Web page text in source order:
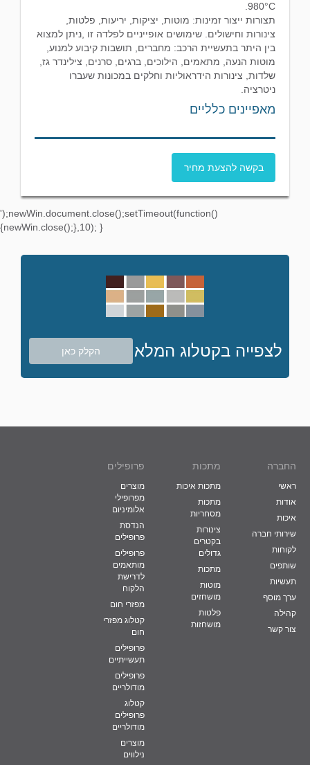
980°C.
תצורות ייצור זמינות: מוטות, יציקות, יריעות, פלטות,
צינורות וחישולים. שימושים אופייניים לפלדה זו ,ניתן למצוא
בין היתר בתעשיית הרכב: מחברים, תושבות קיבוע למנוע,
מוטות הנעה, מתאמים, הילוכים, ברגים, סרנים, צילינדר גז,
שלדות, צינורות הידראוליות וחלקים במכונות שעברו
ניטרציה.
מאפיינים כלליים
בקשה להצעת מחיר
');newWin.document.close();setTimeout(function()
{newWin.close();},10); }
לצפייה בקטלוג המלא הקלק כאן
החברה
ראשי
אודות
איכות
שירותי חברה
לקוחות
שותפים
תעשיות
ערך מוסף
קהילה
צור קשר
מתכות
מתכות איכות
מתכות
מסחריות
צינורות
בקטרים
גדולים
מתכות
מוטות
מושחזים
פלטות
מושחזות
פרופילים
מוצרים
מפרופילי
אלומיניום
הנדסת
פרופילים
פרופילים
מותאמים
לדרישת
הלקוח
מפזרי חום
קטלוג מפזרי
חום
פרופילים
תעשייתיים
פרופילים
מודולריים
קטלוג
פרופילים
מודולריים
מוצרים
נילווים